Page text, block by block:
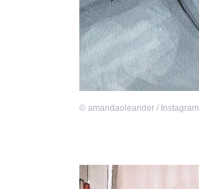
© amandaoleander / Instagram